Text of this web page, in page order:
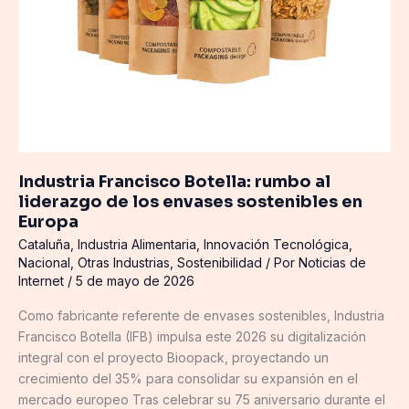
Industria Francisco Botella: rumbo al
liderazgo de los envases sostenibles en
Europa
Cataluña Industria Alimentaria Innovación Tecnológica
Nacional Otras Industrias Sostenibilidad / Por Noticias de
Internet / 5 de mayo de 2026
Como fabricante referente de envases sostenibles, Industria
Francisco Botella (IFB) impulsa este 2026 su digitalización
integral con el proyecto Bioopack, proyectando un
crecimiento del 35% para consolidar su expansión en el
mercado europeo Tras celebrar su 75 aniversario durante el